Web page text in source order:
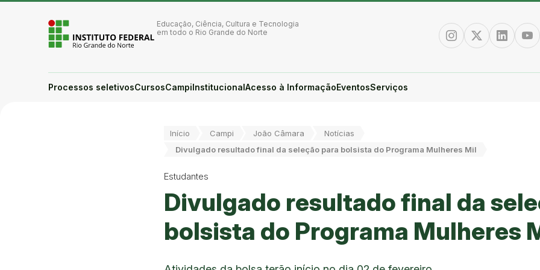
Ir para a página inicial
Ir para a busca
Ir para o menu principal
Ir para o conteúdo
Alto contraste
Login da Área Administrativa
Educação, Ciência, Cultura e Tecnologia
em todo o Rio Grande do Norte
InstagramTwitter/XLinkedin
Processos seletivosCursosCampiInstitucionalAcesso à InformaçãoEventosServiços
Você está aqui:
Início Campi João Câmara
Notícias
Divulgado resultado final da seleção para bolsista do Programa Mulheres Mil
Estudantes
Divulgado resultado final da
bolsista do Programa Mulheres